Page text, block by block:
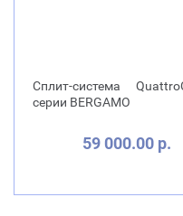
Сплит-система
серии BERGAMO
59 000.00 р.